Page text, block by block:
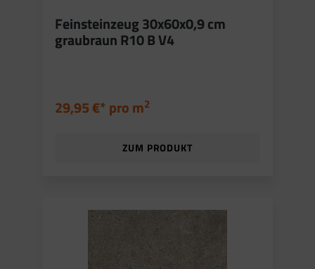
Feinsteinzeug 30x60x0,9 cm
graubraun R10 B V4
29,95 €* pro m2
ZUM PRODUKT